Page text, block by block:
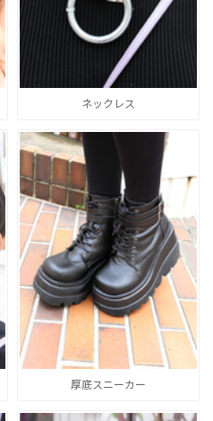
ネックレス
厚底スニーカー